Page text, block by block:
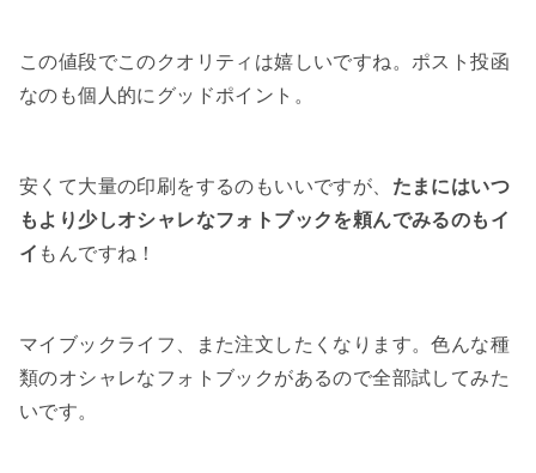
この値段でこのクオリティは嬉しいですね。ポスト投函
なのも個人的にグッドポイント。
安くて大量の印刷をするのもいいですが、 たまにはいつ
もより少しオシャレなフォトブックを頼んでみるのもイ
イ もんですね！
マイブックライフ、また注文したくなります。色んな種
類のオシャレなフォトブックがあるので全部試してみた
いです。